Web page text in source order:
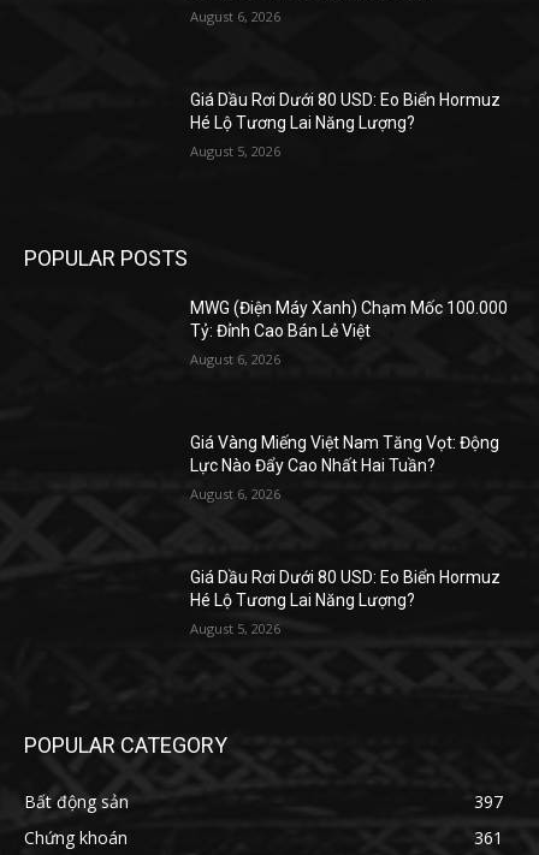
August 6, 2026
Giá Dầu Rơi Dưới 80 USD: Eo Biển Hormuz
Hé Lộ Tương Lai Năng Lượng?
August 5, 2026
POPULAR POSTS
MWG (Điện Máy Xanh) Chạm Mốc 100.000
Tỷ: Đỉnh Cao Bán Lẻ Việt
August 6, 2026
Giá Vàng Miếng Việt Nam Tăng Vọt: Động
Lực Nào Đẩy Cao Nhất Hai Tuần?
August 6, 2026
Giá Dầu Rơi Dưới 80 USD: Eo Biển Hormuz
Hé Lộ Tương Lai Năng Lượng?
August 5, 2026
POPULAR CATEGORY
Bất động sản
397
Chứng khoán
361